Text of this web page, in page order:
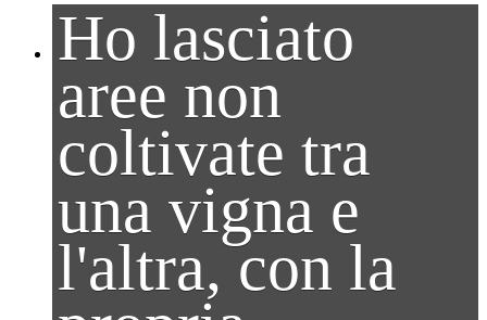
Ho lasciato
aree non
coltivate tra
una vigna e
l'altra, con la